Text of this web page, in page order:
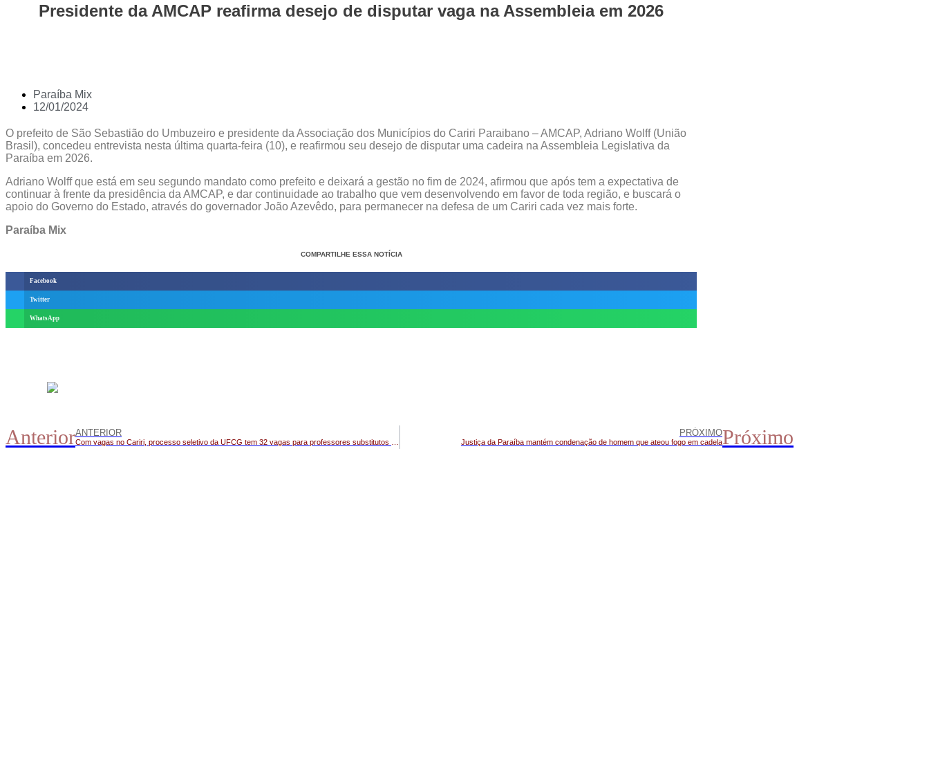
Presidente da AMCAP reafirma desejo de disputar vaga na Assembleia em 2026
Paraíba Mix
12/01/2024
O prefeito de São Sebastião do Umbuzeiro e presidente da Associação dos Municípios do Cariri Paraibano – AMCAP, Adriano Wolff (União
Brasil), concedeu entrevista nesta última quarta-feira (10), e reafirmou seu desejo de disputar uma cadeira na Assembleia Legislativa da
Paraíba em 2026.
Adriano Wolff que está em seu segundo mandato como prefeito e deixará a gestão no fim de 2024, afirmou que após tem a expectativa de
continuar à frente da presidência da AMCAP, e dar continuidade ao trabalho que vem desenvolvendo em favor de toda região, e buscará o
apoio do Governo do Estado, através do governador João Azevêdo, para permanecer na defesa de um Cariri cada vez mais forte.
Paraíba Mix
COMPARTILHE ESSA NOTÍCIA
Facebook
Twitter
WhatsApp
AnteriorANTERIOR PRÓXIMO
Justiça da Paraíba mantém condenação de homem que ateou fogo em cadelaPróximo